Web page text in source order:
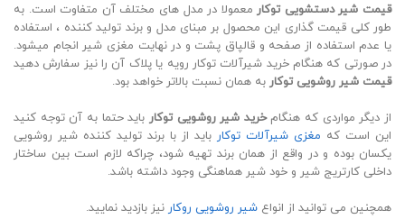
قیمت شیر دستشویی توکارمعمولا در مدل های مختلف آن متفاوت است. به
طور کلی قیمت گذاری این محصول بر مبنای مدل و برند تولید کننده ، استفاده
یا عدم استفاده از صفحه و قالپاق پشت و در نهایت مغزی شیر انجام میشود.
در صورتی که هنگام خرید شیرآلات توکار رویه یا پلاک آن را نیز سفارش دهید
قیمت شیر روشویی توکار به همان نسبت بالاتر خواهد بود.
از دیگر مواردی که هنگامخرید شیر روشویی توکار باید حتما به آن توجه کنید
این است که مغزی شیرآلات توکار باید از با برند تولید کننده شیر روشویی
یکسان بوده و در واقع از همان برند تهیه شود، چراکه لازم است بین ساختار
داخلی کارتریج شیر و خود شیر هماهنگی وجود داشته باشد.
همچنین می توانید از انواع شیر روشویی روکار نیز بازدید نمایید.